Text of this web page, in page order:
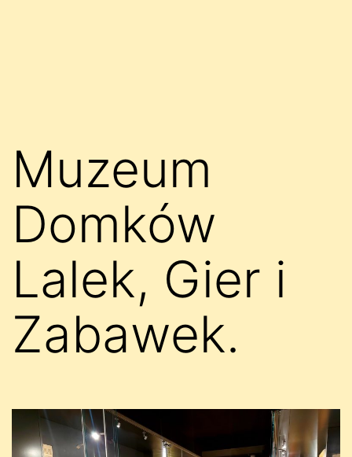
Muzeum
Domków
Lalek, Gier i
Zabawek.